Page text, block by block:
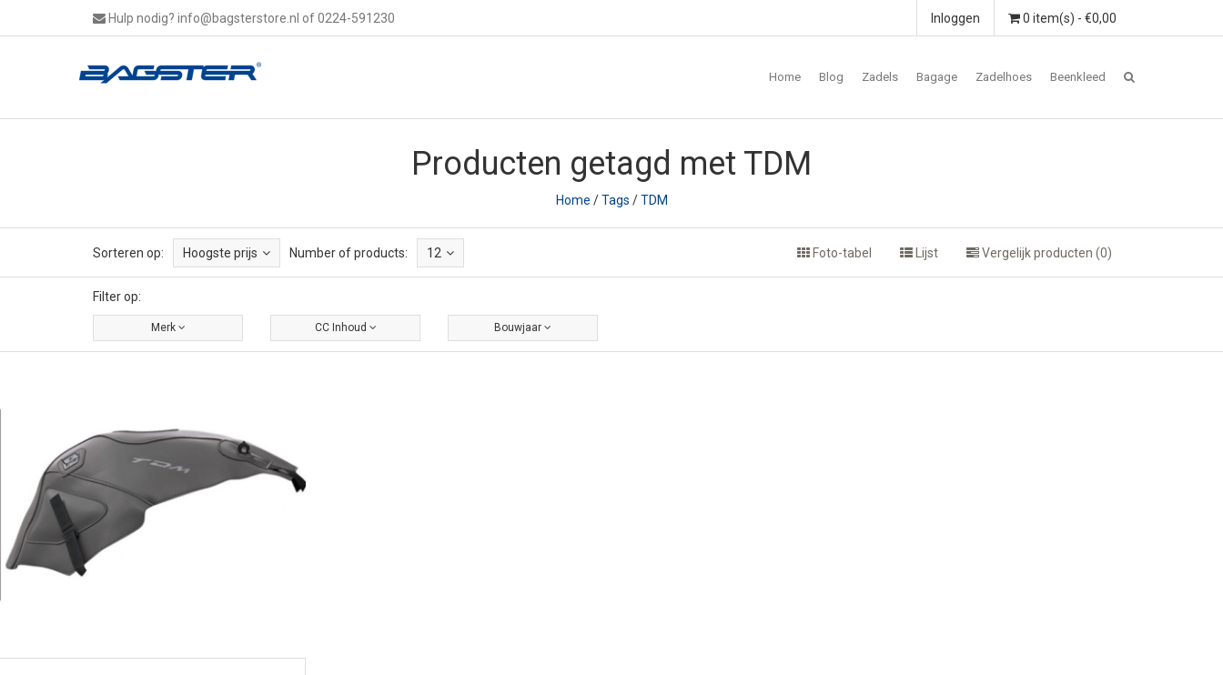
Hulp nodig? info@bagsterstore.nl of 0224-591230 0 item(s) - €0,00
Inloggen
Home Blog Zadels Bagage Zadelhoes Beenkleed
Producten getagd met TDM
Home /Tags /TDM
Sorteren op: Hoogste prijs Number of products: 12 Foto-tabel Lijst Vergelijk producten (0)
Filter op:
Merk CC Inhoud Bouwjaar